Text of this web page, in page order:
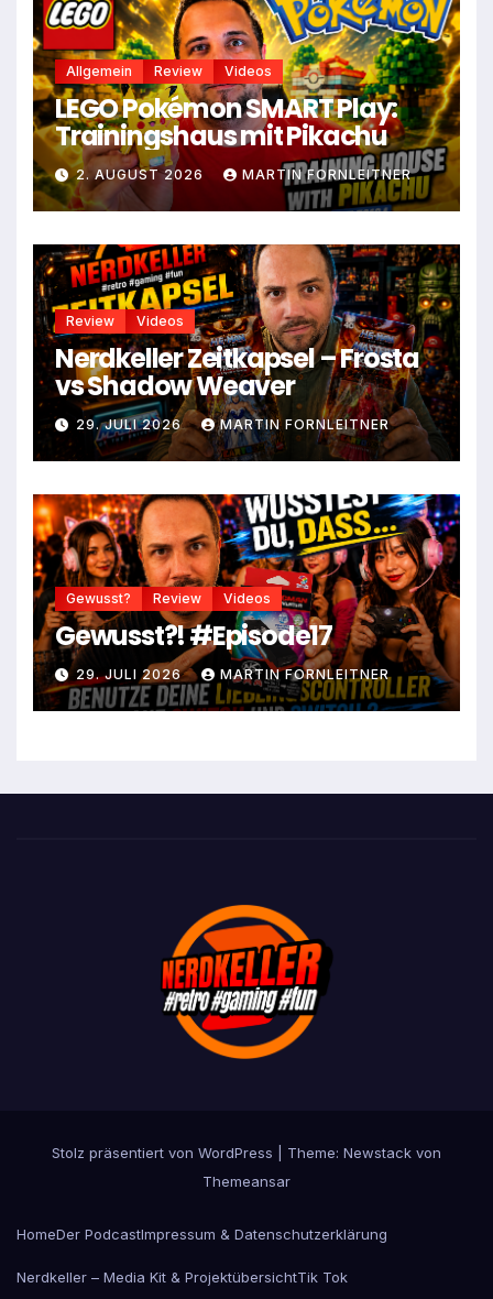
Allgemein Review Videos
LEGO Pokémon SMART Play:
Trainingshaus mit Pikachu
2. AUGUST 2026 MARTIN FORNLEITNER
Review Videos
Nerdkeller Zeitkapsel – Frosta
vs Shadow Weaver
29. JULI 2026 MARTIN FORNLEITNER
Gewusst? Review Videos
Gewusst?! #Episode17
29. JULI 2026 MARTIN FORNLEITNER
Stolz präsentiert von WordPress Theme: Newstack von
Themeansar
HomeDer PodcastImpressum & Datenschutzerklärung
Nerdkeller – Media Kit & ProjektübersichtTik Tok